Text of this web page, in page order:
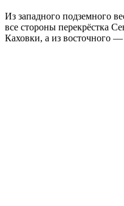
Из западного подземного
все стороны перекрёстка
Каховки, а из восточного